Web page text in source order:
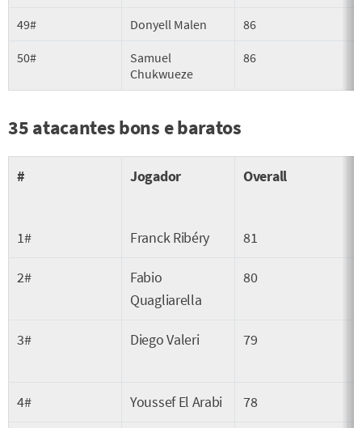
49# Donyell Malen 86
50#
Samuel
Chukwueze
86
35 atacantes bons e baratos
# Jogador Overall
1# Franck Ribéry 81
2#
Fabio
Quagliarella
80
3# Diego Valeri 79
4# Youssef El Arabi 78